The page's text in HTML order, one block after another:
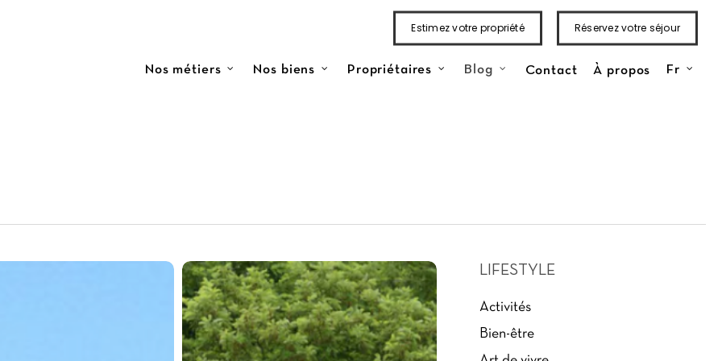
Estimez votre propriété Réservez votre séjour
Nos métiers Nos biens Propriétaires Blog Contact À propos Fr
LIFESTYLE
Activités
Bien-être